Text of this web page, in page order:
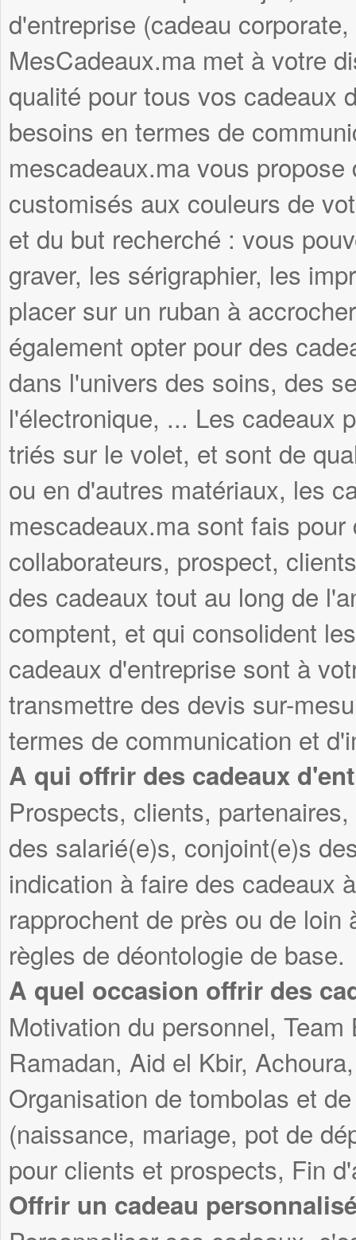
d'entreprise (cadeau
MesCadeaux.ma met à votre
qualité pour tous vos cadeaux
besoins en termes de
mescadeaux.ma vous
customisés aux couleurs de
et du but recherché : vous
graver, les sérigraphier, les
placer sur un ruban à
également opter pour des
dans l'univers des soins, des
l'électronique, ... Les cadeaux
triés sur le volet, et sont de
ou en d'autres matériaux, les
mescadeaux.ma sont fais
collaborateurs, prospect,
des cadeaux tout au long de
comptent, et qui consolident
cadeaux d'entreprise sont à
transmettre des devis sur-
termes de communication et
A qui offrir des cadeaux
Prospects, clients,
des salarié(e)s, conjoint(e)s
indication à faire des cadeaux
rapprochent de près ou de
règles de déontologie de base.
A quel occasion offrir des
Motivation du personnel,
Ramadan, Aid el Kbir,
Organisation de tombolas et
(naissance, mariage, pot de
pour clients et prospects, Fin
Offrir un cadeau